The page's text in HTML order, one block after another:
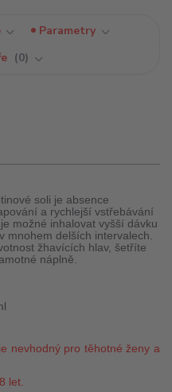
Parametry
0
soli je absence
a rychlejší vstřebávání
možné inhalovat vyšší dávku
mnohem delších intervalech.
žhavících hlav, šetříte
náplně.
nevhodný pro těhotné ženy a
let.